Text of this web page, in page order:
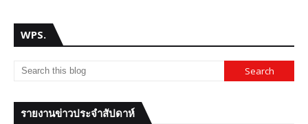
WPS.
รายงานข่าวประจำสัปดาห์